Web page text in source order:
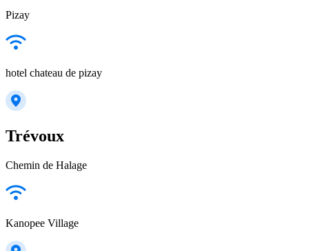
Pizay
hotel chateau de pizay
Trévoux
Chemin de Halage
Kanopee Village